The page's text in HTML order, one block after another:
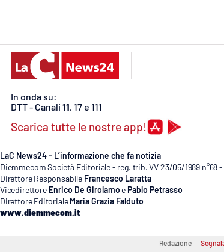
Android
Vai
In onda su:
DTT - Canali 11, 17 e 111
Scarica tutte le nostre app!
LaC News24 - L’informazione che fa notizia
Diemmecom Società Editoriale - reg. trib. VV 23/05/1989 n°68 -
Direttore Responsabile Francesco Laratta
Vicedirettore Enrico De Girolamo e Pablo Petrasso
Direttore Editoriale Maria Grazia Falduto
www.diemmecom.it
Redazione